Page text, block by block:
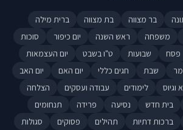
בר מצווה בת מצווה
ברית מילה
משפחה ראש השנה יום כיפור
סוכות
פסח שבועות ט"ו בשבט
יום העצמאות
שבת חגים כללי יום האם
יום האב
וגיוס לימודים עבודה ועסקים
הצלחה
בית חדש נסיעה פרידה
תנחומים
ברכות דתיות תהילים פסוקים
סגולות